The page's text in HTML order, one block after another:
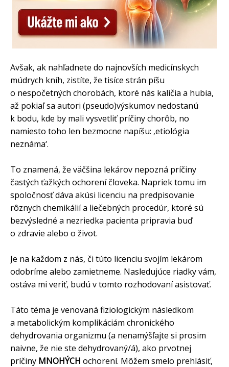
Avšak, ak nahľadnete do najnovších medicínskych
múdrych kníh, zistíte, že tisíce strán píšu
o nespočetných chorobách, ktoré nás kaličia a hubia,
až pokiaľ sa autori (pseudo)výskumov nedostanú
k bodu, kde by mali vysvetliť príčiny chorôb, no
namiesto toho len bezmocne napíšu: ‚etiológia
neznáma‘.
To znamená, že väčšina lekárov nepozná príčiny
častých ťažkých ochorení človeka. Napriek tomu im
spoločnosť dáva akúsi licenciu na predpisovanie
rôznych chemikálií a liečebných procedúr, ktoré sú
bezvýsledné a nezriedka pacienta pripravia buď
o zdravie alebo o život.
Je na každom z nás, či túto licenciu svojím lekárom
odobríme alebo zamietneme. Nasledujúce riadky vám,
ostáva mi veriť, budú v tomto rozhodovaní asistovať.
Táto téma je venovaná fiziologickým následkom
a metabolickým komplikáciám chronického
dehydrovania organizmu (a nenamýšľajte si prosim
naivne, že nie ste dehydrovaný/á), ako prvotnej
príčiny MNOHÝCH ochorení. Môžem smelo prehlásiť,